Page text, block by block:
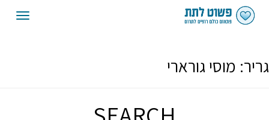
גריר: מוסי גורארי